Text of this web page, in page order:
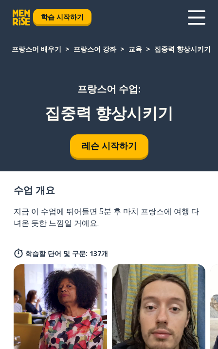
학습 시작하기
프랑스어 배우기 프랑스어 강좌 교육 집중력 향상시키기
프랑스어 수업:
집중력 향상시키기
레슨 시작하기
수업 개요
지금 이 수업에 뛰어들면 5분 후 마치 프랑스에 여행 다
녀온 듯한 느낌일 거예요.
학습할 단어 및 구문: 137개